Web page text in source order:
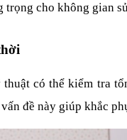
trọng cho không gian
có thể kiểm tra
đề này giúp khắc